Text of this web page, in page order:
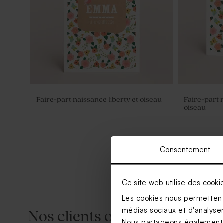
Consentement
Ce site web utilise des
Les cookies nous
médias sociaux et
Faire-part naissance liberty et oiseau
Faire-part
oiseau
Nos clients ont aussi aimé...